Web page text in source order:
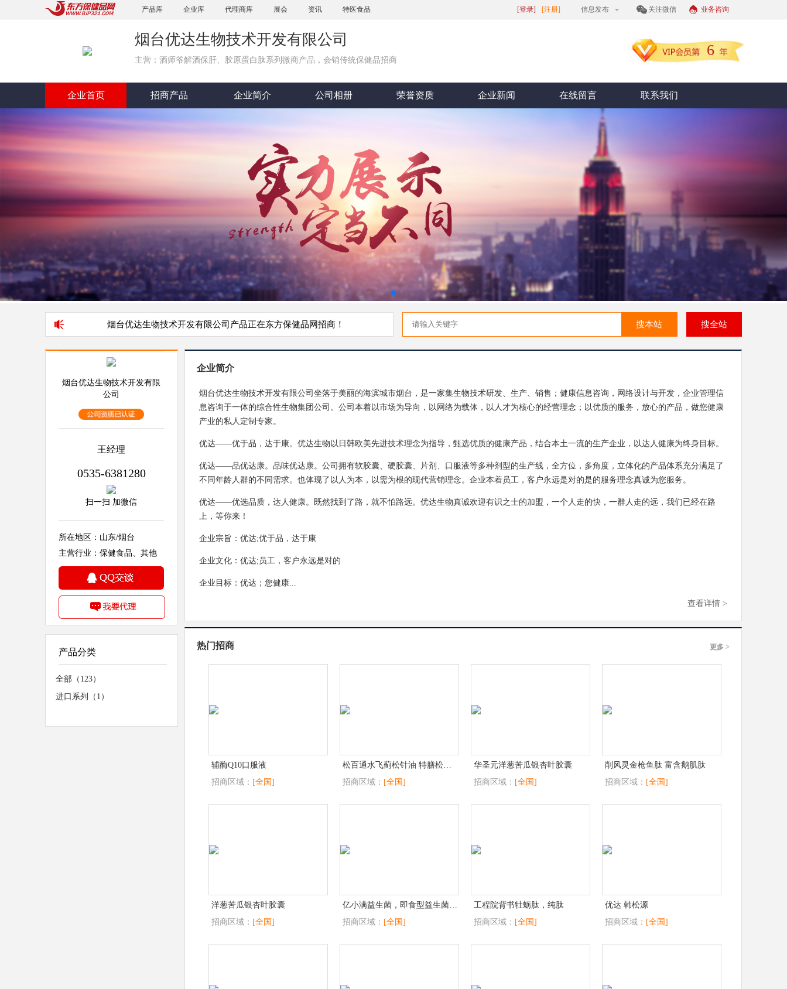
产品库 企业库 代理商库 展会 资讯 特医食品 业务咨询
关注微信
信息发布
[注册]
[登录]
烟台优达生物技术开发有限公司
主营：酒师爷解酒保肝、胶原蛋白肽系列微商产品，会销传统保健品招商
6
企业首页 招商产品 企业简介 公司相册 荣誉资质 企业新闻 在线留言 联系我们
烟台优达生物技术开发有限公司产品正在东方保健品网招商！ 搜本站 搜全站
烟台优达生物技术开发有限
公司
王经理
0535-6381280
扫一扫 加微信
所在地区：山东/烟台
主营行业：保健食品、其他
产品分类
全部（123）
进口系列（1）
企业简介
烟台优达生物技术开发有限公司坐落于美丽的海滨城市烟台，是一家集生物技术研发、生产、销售；健康信息咨询，网络设计与开发，企业管理信
息咨询于一体的综合性生物集团公司。公司本着以市场为导向，以网络为载体，以人才为核心的经营理念；以优质的服务，放心的产品，做您健康
产业的私人定制专家。
优达——优于品，达于康。优达生物以日韩欧美先进技术理念为指导，甄选优质的健康产品，结合本土一流的生产企业，以达人健康为终身目标。
优达——品优达康。品味优达康。公司拥有软胶囊、硬胶囊、片剂、口服液等多种剂型的生产线，全方位，多角度，立体化的产品体系充分满足了
不同年龄人群的不同需求。也体现了以人为本，以需为根的现代营销理念。企业本着员工，客户永远是对的是的服务理念真诚为您服务。
优达——优选品质，达人健康。既然找到了路，就不怕路远。优达生物真诚欢迎有识之士的加盟，一个人走的快，一群人走的远，我们已经在路
上，等你来！
企业宗旨：优达;优于品，达于康
企业文化：优达;员工，客户永远是对的
企业目标：优达；您健康...
查看详情 >
热门招商 更多 >
辅酶Q10口服液
招商区域： [全国]
松百通水飞蓟松针油 特膳松针油
招商区域： [全国]
华圣元洋葱苦瓜银杏叶胶囊
招商区域： [全国]
削风灵金枪鱼肽 富含鹅肌肽
招商区域： [全国]
洋葱苦瓜银杏叶胶囊
招商区域： [全国]
亿小满益生菌，即食型益生菌，一袋1600亿
招商区域： [全国]
工程院背书牡蛎肽，纯肽
招商区域： [全国]
优达 韩松源
招商区域： [全国]